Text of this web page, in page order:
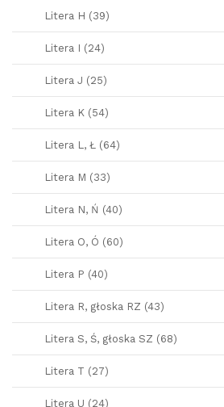
Litera H (39)
Litera I (24)
Litera J (25)
Litera K (54)
Litera L, Ł (64)
Litera M (33)
Litera N, Ń (40)
Litera O, Ó (60)
Litera P (40)
Litera R, głoska RZ (43)
Litera S, Ś, głoska SZ (68)
Litera T (27)
Litera U (24)